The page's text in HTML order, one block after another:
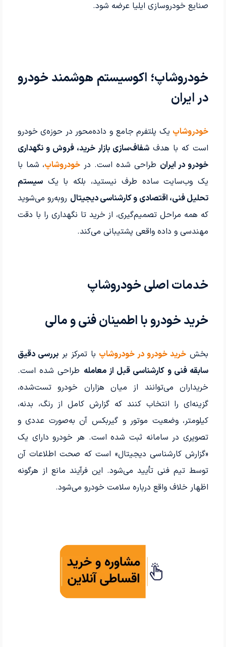
صنایع خودروسازی ایلیا عرضه شود.
خودروشاپ؛ اکوسیستم هوشمند خودرو
در ایران
خودروشاپ یک پلتفرم جامع و داده‌محور در حوزه‌ی خودرو
است که با هدف شفاف‌سازی بازار خرید، فروش و نگهداری
خودرو در ایران طراحی شده است. در خودروشاپ، شما با
یک وب‌سایت ساده طرف نیستید، بلکه با یکسیستم
تحلیل فنی، اقتصادی و کارشناسی دیجیتال روبه‌رو می‌شوید
که همه مراحل تصمیم‌گیری، از خرید تا نگهداری را با دقت
مهندسی و داده واقعی پشتیبانی می‌کند.
خدمات اصلی خودروشاپ
خرید خودرو با اطمینان فنی و مالی
بخش خرید خودرو در خودروشاپ با تمرکز بربررسی دقیق
سابقه فنی و کارشناسی قبل از معامله طراحی شده است.
خریداران می‌توانند از میان هزاران خودرو تست‌شده،
گزینه‌ای را انتخاب کنند که گزارش کامل از رنگ، بدنه،
کیلومتر، وضعیت موتور و گیربکس آن به‌صورت عددی و
تصویری در سامانه ثبت شده است. هر خودرو دارای یک
«گزارش کارشناسی دیجیتال» است که صحت اطلاعات آن
توسط تیم فنی تأیید می‌شود. این فرآیند مانع از هرگونه
اظهار خلاف واقع درباره سلامت خودرو می‌شود.